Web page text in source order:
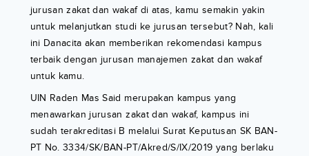
jurusan zakat dan wakaf di atas, kamu semakin yakin
untuk melanjutkan studi ke jurusan tersebut? Nah, kali
ini Danacita akan memberikan rekomendasi kampus
terbaik dengan jurusan manajemen zakat dan wakaf
untuk kamu.
UIN Raden Mas Said merupakan kampus yang
menawarkan jurusan zakat dan wakaf, kampus ini
sudah terakreditasi B melalui Surat Keputusan SK BAN-
PT No. 3334/SK/BAN-PT/Akred/S/IX/2019 yang berlaku